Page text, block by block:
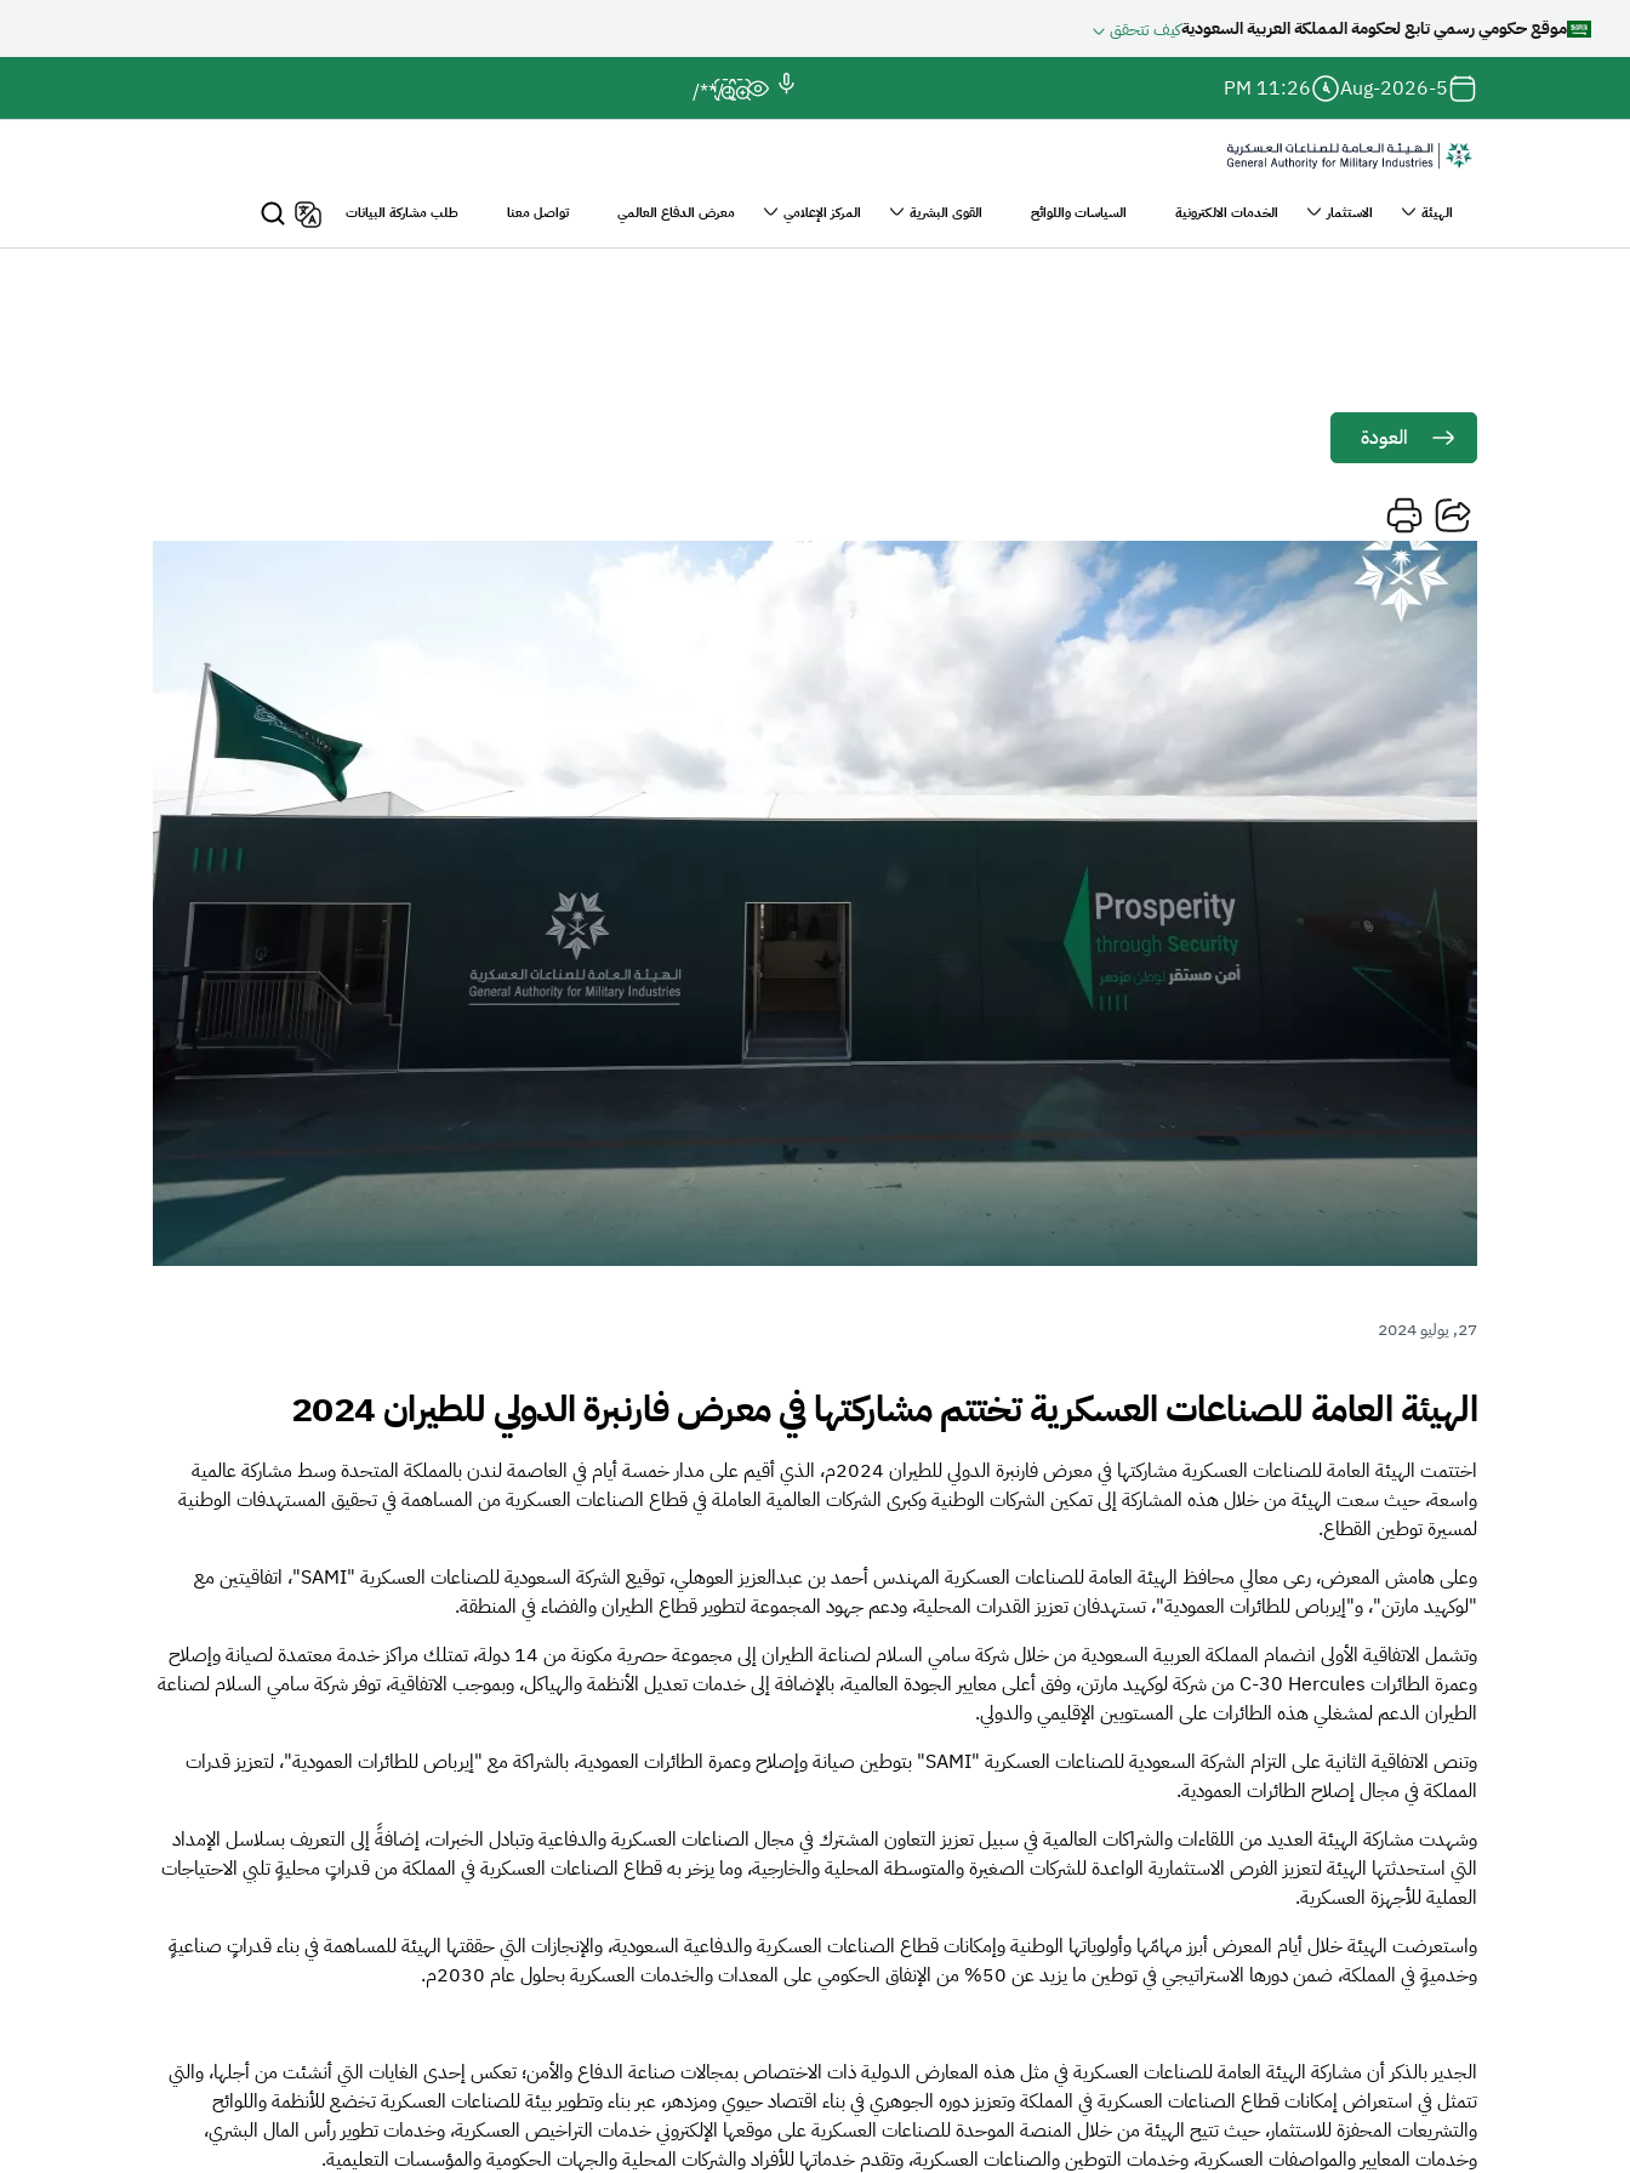
موقع حكومي رسمي تابع لحكومة المملكة العربية السعوديةكيف تتحقق
تجاوز إلى المحتوى الرئيسي
5-Aug-2026
11:26 PM
/*
*/
Main
الهيئة الاستثمار الخدمات الالكترونية السياسات واللوائح القوى البشرية المركز الإعلامي معرض الدفاع العالمي تواصل معنا طلب مشاركة البيانات
العودة
27, يوليو 2024
الهيئة العامة للصناعات العسكرية تختتم مشاركتها في معرض فارنبرة الدولي للطيران 2024
اختتمت الهيئة العامة للصناعات العسكرية مشاركتها في معرض فارنبرة الدولي للطيران 2024م، الذي أقيم على مدار خمسة أيام في العاصمة لندن بالمملكة المتحدة وسط مشاركة عالمية
واسعة، حيث سعت الهيئة من خلال هذه المشاركة إلى تمكين الشركات الوطنية وكبرى الشركات العالمية العاملة في قطاع الصناعات العسكرية من المساهمة في تحقيق المستهدفات الوطنية
لمسيرة توطين القطاع.
وعلى هامش المعرض، رعى معالي محافظ الهيئة العامة للصناعات العسكرية المهندس أحمد بن عبدالعزيز العوهلي، توقيع الشركة السعودية للصناعات العسكرية "SAMI"، اتفاقيتين مع
"لوكهيد مارتن"، و"إيرباص للطائرات العمودية"، تستهدفان تعزيز القدرات المحلية، ودعم جهود المجموعة لتطوير قطاع الطيران والفضاء في المنطقة.
وتشمل الاتفاقية الأولى انضمام المملكة العربية السعودية من خلال شركة سامي السلام لصناعة الطيران إلى مجموعة حصرية مكونة من 14 دولة، تمتلك مراكز خدمة معتمدة لصيانة وإصلاح
وعمرة الطائرات C-30 Hercules من شركة لوكهيد مارتن، وفق أعلى معايير الجودة العالمية، بالإضافة إلى خدمات تعديل الأنظمة والهياكل، وبموجب الاتفاقية، توفر شركة سامي السلام لصناعة
الطيران الدعم لمشغلي هذه الطائرات على المستويين الإقليمي والدولي.
وتنص الاتفاقية الثانية على التزام الشركة السعودية للصناعات العسكرية "SAMI" بتوطين صيانة وإصلاح وعمرة الطائرات العمودية، بالشراكة مع "إيرباص للطائرات العمودية"، لتعزيز قدرات
المملكة في مجال إصلاح الطائرات العمودية.
وشهدت مشاركة الهيئة العديد من اللقاءات والشراكات العالمية في سبيل تعزيز التعاون المشترك في مجال الصناعات العسكرية والدفاعية وتبادل الخبرات، إضافةً إلى التعريف بسلاسل الإمداد
التي استحدثتها الهيئة لتعزيز الفرص الاستثمارية الواعدة للشركات الصغيرة والمتوسطة المحلية والخارجية، وما يزخر به قطاع الصناعات العسكرية في المملكة من قدراتٍ محليةٍ تلبي الاحتياجات
العملية للأجهزة العسكرية.
واستعرضت الهيئة خلال أيام المعرض أبرز مهامّها وأولوياتها الوطنية وإمكانات قطاع الصناعات العسكرية والدفاعية السعودية، والإنجازات التي حققتها الهيئة للمساهمة في بناء قدراتٍ صناعيةٍ
وخدميةٍ في المملكة، ضمن دورها الاستراتيجي في توطين ما يزيد عن 50% من الإنفاق الحكومي على المعدات والخدمات العسكرية بحلول عام 2030م.
الجدير بالذكر أن مشاركة الهيئة العامة للصناعات العسكرية في مثل هذه المعارض الدولية ذات الاختصاص بمجالات صناعة الدفاع والأمن؛ تعكس إحدى الغايات التي أنشئت من أجلها، والتي
تتمثل في استعراض إمكانات قطاع الصناعات العسكرية في المملكة وتعزيز دوره الجوهري في بناء اقتصاد حيوي ومزدهر، عبر بناء وتطوير بيئة للصناعات العسكرية تخضع للأنظمة واللوائح
والتشريعات المحفزة للاستثمار، حيث تتيح الهيئة من خلال المنصة الموحدة للصناعات العسكرية على موقعها الإلكتروني خدمات التراخيص العسكرية، وخدمات تطوير رأس المال البشري،
وخدمات المعايير والمواصفات العسكرية، وخدمات التوطين والصناعات العسكرية، وتقدم خدماتها للأفراد والشركات المحلية والجهات الحكومية والمؤسسات التعليمية.